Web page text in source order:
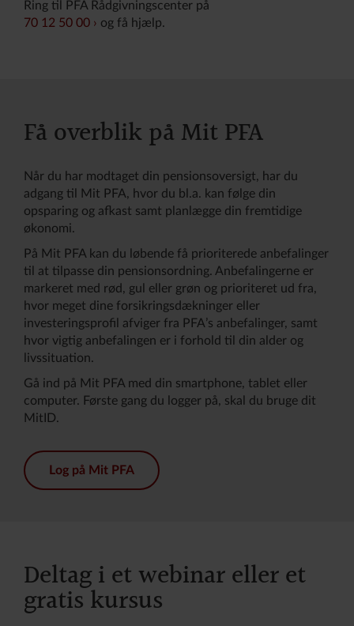
Ring til PFA Rådgivningscenter på
70 12 50 00
og få hjælp.
Få overblik på Mit PFA
Når du har modtaget din pensionsoversigt, har du
adgang til Mit PFA, hvor du bl.a. kan følge din
opsparing og afkast samt planlægge din fremtidige
økonomi.
På Mit PFA kan du løbende få prioriterede anbefalinger
til at tilpasse din pensionsordning. Anbefalingerne er
markeret med rød, gul eller grøn og prioriteret ud fra,
hvor meget dine forsikringsdækninger eller
investeringsprofil afviger fra PFA’s anbefalinger, samt
hvor vigtig anbefalingen er i forhold til din alder og
livssituation.
Gå ind på Mit PFA med din smartphone, tablet eller
computer. Første gang du logger på, skal du bruge dit
MitID.
Log på Mit PFA
Deltag i et webinar eller et
gratis kursus